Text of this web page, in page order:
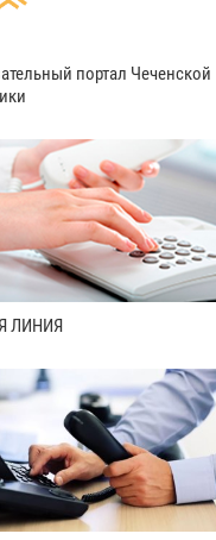
портал Чеченской
ЛИНИЯ